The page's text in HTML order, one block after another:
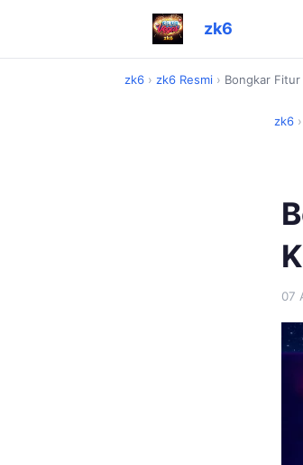
zk6
zk6 › zk6 Resmi › Bongkar
zk6 ›
07